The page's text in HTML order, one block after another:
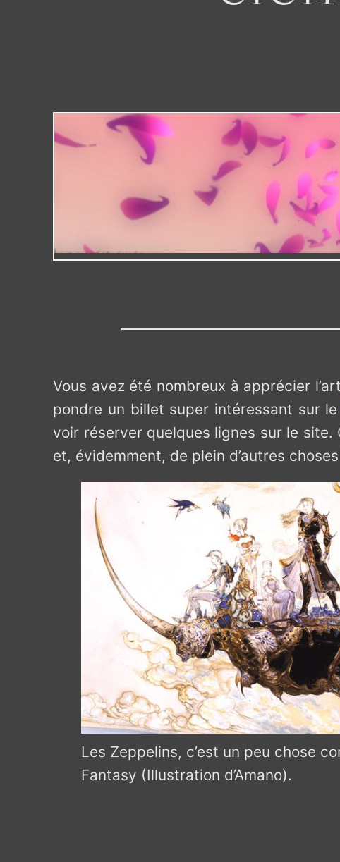
Vous avez été nombreux à apprécier
pondre un billet super intéressant sur le
voir réserver quelques lignes sur le
et, évidemment, de plein d’autres
Les Zeppelins, c’est un peu chose
Fantasy (Illustration d’Amano).